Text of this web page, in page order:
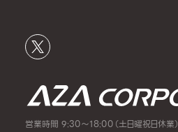
営業時間 9:30～18:00（土日曜祝日休業）